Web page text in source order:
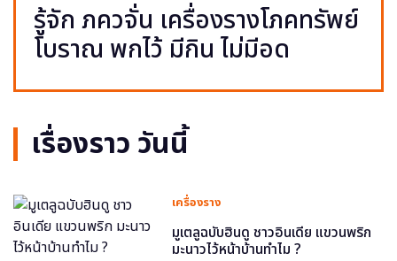
รู้จัก ภควจั่น เครื่องรางโภคทรัพย์
โบราณ พกไว้ มีกิน ไม่มีอด
เรื่องราว วันนี้
เครื่องราง
มูเตลูฉบับฮินดู ชาวอินเดีย แขวนพริก
มะนาวไว้หน้าบ้านทำไม ?